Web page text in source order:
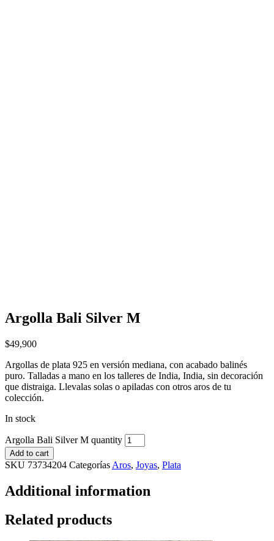
Argolla Bali Silver M
$49,900
Argollas de plata 925 en versión mediana, con acabado balinés
puro. Talladas a mano en los talleres de India, India, sin decoración
que distraiga. Llevalas solas o apiladas con otros aros de tu
colección.
In stock
Argolla Bali Silver M quantity
Add to cart
SKU 73734204 Categorías Aros, Joyas, Plata
Additional information
Related products